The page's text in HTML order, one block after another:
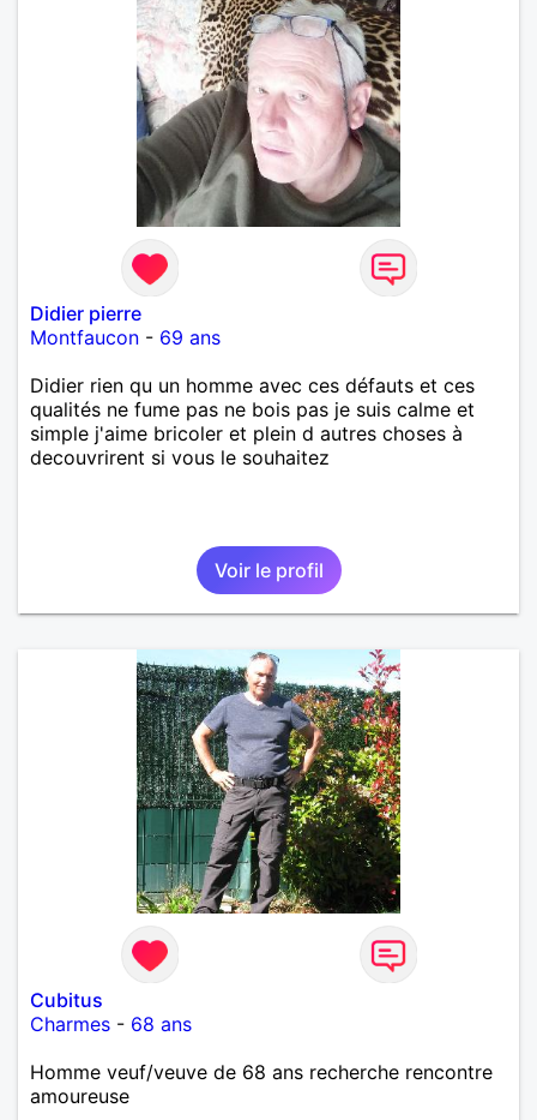
Didier pierre
Montfaucon - 69 ans
Didier rien qu un homme avec ces défauts et ces
qualités ne fume pas ne bois pas je suis calme et
simple j'aime bricoler et plein d autres choses à
decouvrirent si vous le souhaitez
Voir le profil
Cubitus
Charmes - 68 ans
Homme veuf/veuve de 68 ans recherche rencontre
amoureuse